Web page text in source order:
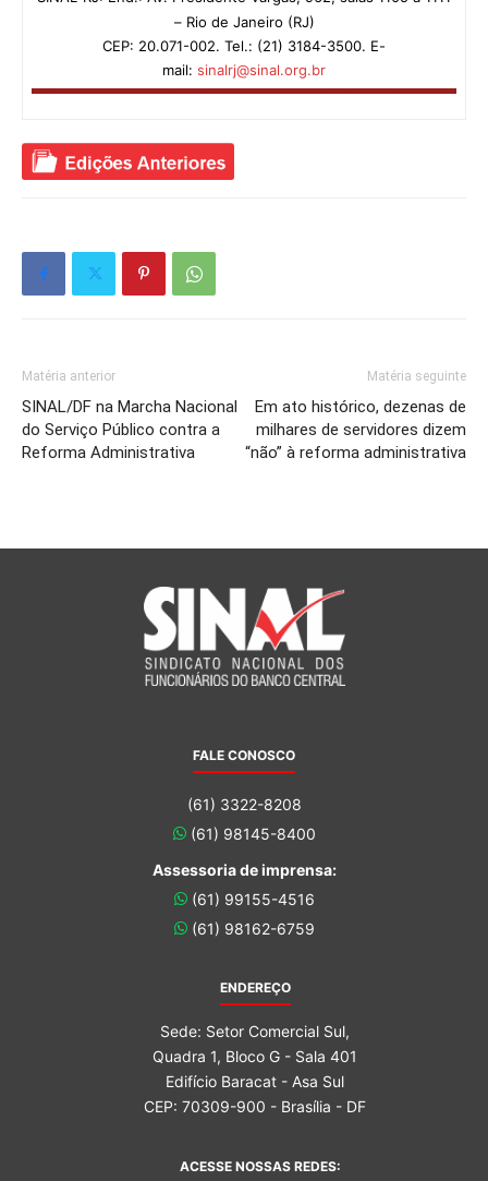
– Rio de Janeiro (RJ)
CEP: 20.071-002. Tel.: (21) 3184-3500. E-
mail: sinalrj@sinal.org.br
Matéria anterior
SINAL/DF na Marcha Nacional
do Serviço Público contra a
Reforma Administrativa
Matéria seguinte
Em ato histórico, dezenas de
milhares de servidores dizem
“não” à reforma administrativa
FALE CONOSCO
(61) 3322-8208
(61) 98145-8400
Assessoria de imprensa:
(61) 99155-4516
(61) 98162-6759
ENDEREÇO
Sede: Setor Comercial Sul,
Quadra 1, Bloco G - Sala 401
Edifício Baracat - Asa Sul
CEP: 70309-900 - Brasília - DF
ACESSE NOSSAS REDES: